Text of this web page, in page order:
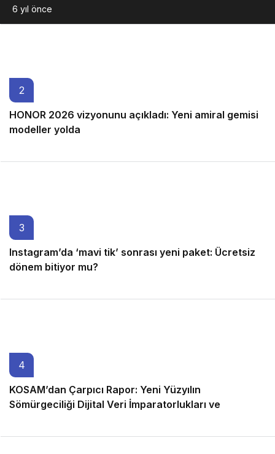
6 yıl önce
2
HONOR 2026 vizyonunu açıkladı: Yeni amiral gemisi
modeller yolda
3
Instagram’da ‘mavi tik’ sonrası yeni paket: Ücretsiz
dönem bitiyor mu?
4
KOSAM’dan Çarpıcı Rapor: Yeni Yüzyılın
Sömürgeciliği Dijital Veri İmparatorlukları ve